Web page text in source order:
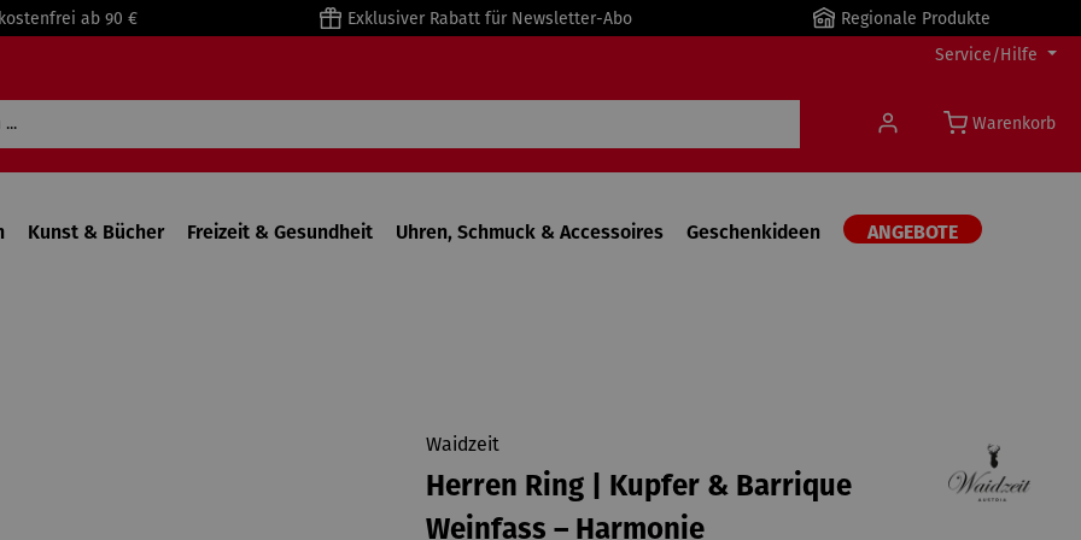
ab 90 € Exklusiver Rabatt für Newsletter-Abo
Regionale Produkte
Service/Hilfe
Warenkorb
Kunst & Bücher Freizeit & Gesundheit Uhren, Schmuck & Accessoires Geschenkideen ANGEBOTE
Waidzeit
Herren Ring | Kupfer & Barrique
Weinfass – Harmonie